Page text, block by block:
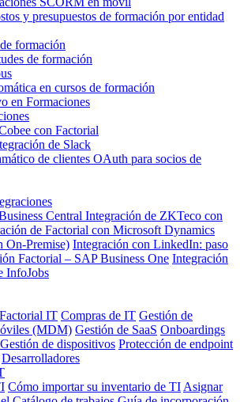
y presupuestos de formación por entidad
formación
de formación
en cursos de formación
en Formaciones
con Factorial
de Slack
de clientes OAuth para socios de
Central Integración de ZKTeco con
de Factorial con Microsoft Dynamics
Premise) Integración con LinkedIn: paso
Factorial – SAP Business One Integración
InfoJobs
IT Compras de IT Gestión de
(MDM) Gestión de SaaS Onboardings
Gestión de dispositivos Protección de endpoint
Desarrolladores
Cómo importar su inventario de TI Asignar